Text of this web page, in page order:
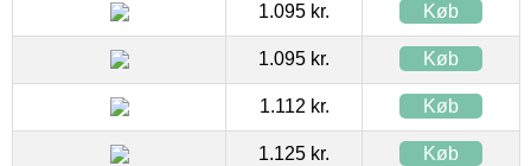
1.095 kr. Køb
1.095 kr. Køb
1.112 kr. Køb
1.125 kr. Køb